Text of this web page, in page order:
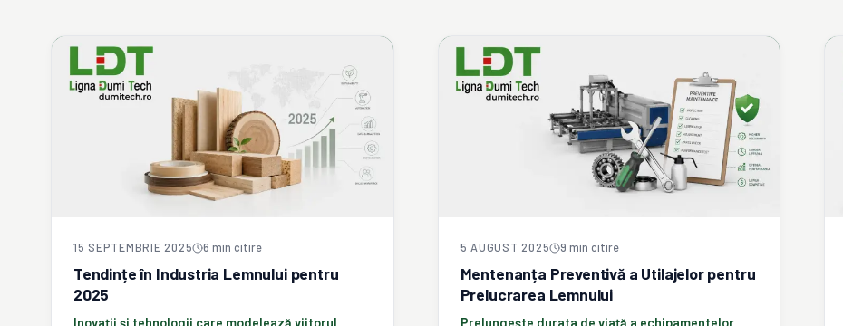
15 SEPTEMBRIE 2025 6 min citire
Tendințe în Industria Lemnului pentru
2025
Inovații și tehnologii care modelează viitorul
5 AUGUST 2025 9 min citire
Mentenanța Preventivă a Utilajelor pentru
Prelucrarea Lemnului
Prelungește durata de viață a echipamentelor